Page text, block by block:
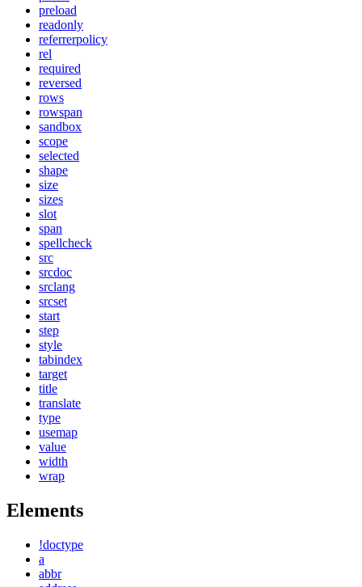
preload
readonly
referrerpolicy
rel
required
reversed
rows
rowspan
sandbox
scope
selected
shape
size
sizes
slot
span
spellcheck
src
srcdoc
srclang
srcset
start
step
style
tabindex
target
title
translate
type
usemap
value
width
wrap
Elements
!doctype
a
abbr